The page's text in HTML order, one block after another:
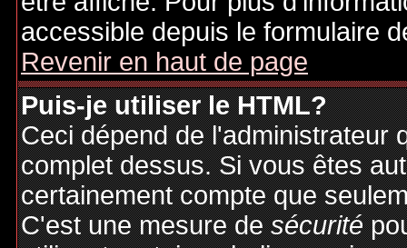
accessible depuis le formulaire
Revenir en haut de page
Puis-je utiliser le HTML?
Ceci dépend de l'administrateur
complet dessus. Si vous êtes
certainement compte que
C'est une mesure desécurité